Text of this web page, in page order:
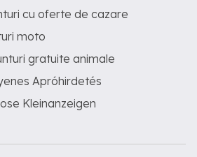
cu oferte de cazare
moto
gratuite animale
Apróhirdetés
Kleinanzeigen